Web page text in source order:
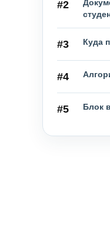
#2
#3 Куда
#4
#5 Блок